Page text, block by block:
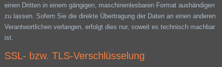
einen Dritten in einem gängigen, maschinenlesbaren Format aushändigen
zu lassen. Sofern Sie die direkte Übertragung der Daten an einen anderen
Verantwortlichen verlangen, erfolgt dies nur, soweit es technisch machbar
ist.
SSL- bzw. TLS-Verschlüsselung